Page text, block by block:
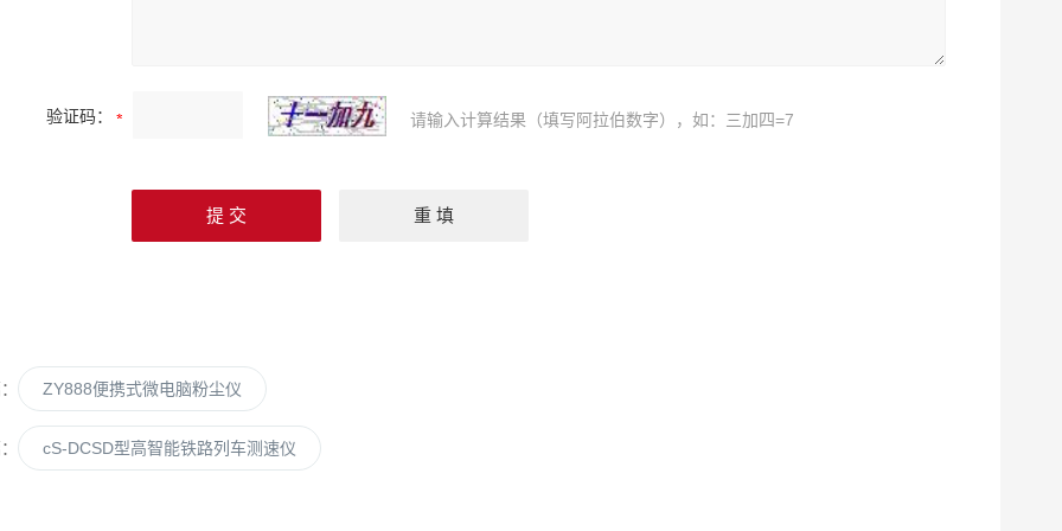
验证码： 请输入计算结果（填写阿拉伯数字），如：三加四=7
ZY888便携式微电脑粉尘仪
cS-DCSD型高智能铁路列车测速仪